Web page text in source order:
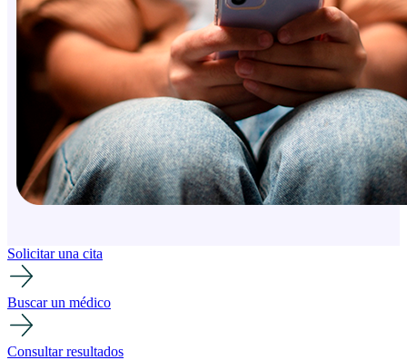
Solicitar una cita
Buscar un médico
Consultar resultados